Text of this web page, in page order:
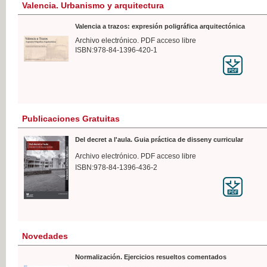
Valencia. Urbanismo y arquitectura
Valencia a trazos: expresión poligráfica arquitectónica
Archivo electrónico. PDF acceso libre
ISBN:978-84-1396-420-1
Publicaciones Gratuitas
Del decret a l'aula. Guia práctica de disseny curricular
Archivo electrónico. PDF acceso libre
ISBN:978-84-1396-436-2
Novedades
Normalización. Ejercicios resueltos comentados